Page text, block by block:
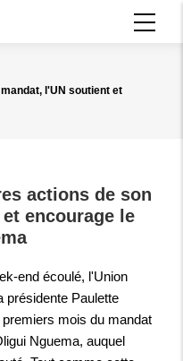
l'UN soutient et
actions de son
encourage le
end écoulé, l'Union
présidente Paulette
mois du mandat
Nguema, auquel